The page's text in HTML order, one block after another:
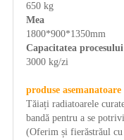
650 kg
Mea
1800*900*1350mm
Capacitatea procesului
3000 kg/zi
produse asemanatoare
Tăiați radiatoarele
bandă pentru a se
(Oferim și fierăstrăul cu